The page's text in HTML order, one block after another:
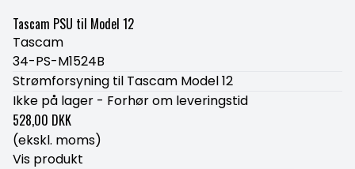
Tascam PSU til Model 12
Tascam
34-PS-M1524B
Strømforsyning til Tascam Model 12
Ikke på lager - Forhør om leveringstid
528,00 DKK
(ekskl. moms)
Vis produkt